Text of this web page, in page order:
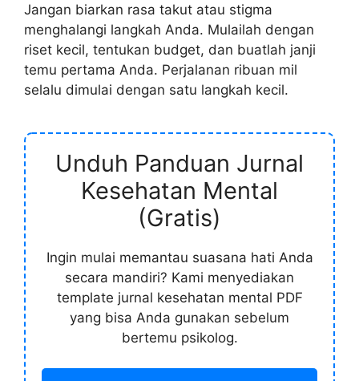
Jangan biarkan rasa takut atau stigma
menghalangi langkah Anda. Mulailah dengan
riset kecil, tentukan budget, dan buatlah janji
temu pertama Anda. Perjalanan ribuan mil
selalu dimulai dengan satu langkah kecil.
Unduh Panduan Jurnal
Kesehatan Mental
(Gratis)
Ingin mulai memantau suasana hati Anda
secara mandiri? Kami menyediakan
template jurnal kesehatan mental PDF
yang bisa Anda gunakan sebelum
bertemu psikolog.